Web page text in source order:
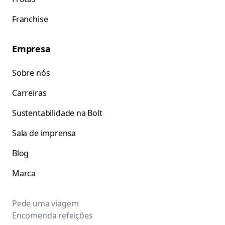
Franchise
Empresa
Sobre nós
Carreiras
Sustentabilidade na Bolt
Sala de imprensa
Blog
Marca
Pede uma viagem
Encomenda refeições